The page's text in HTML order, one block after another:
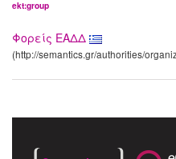
ekt:group
Φορείς ΕΑΔΔ
(http://semantics.gr/authorities/